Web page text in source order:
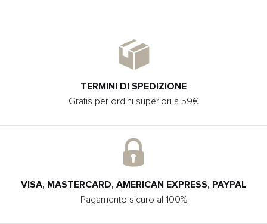
TERMINI DI SPEDIZIONE
Gratis per ordini superiori a 59€
VISA, MASTERCARD, AMERICAN EXPRESS, PAYPAL
Pagamento sicuro al 100%